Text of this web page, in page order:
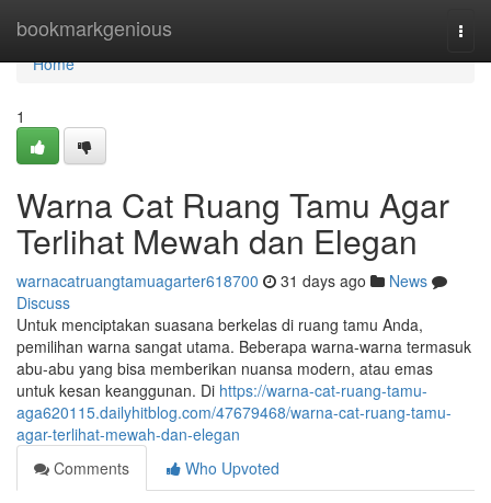
bookmarkgenious
Home
Home
1
Warna Cat Ruang Tamu Agar
Terlihat Mewah dan Elegan
warnacatruangtamuagarter618700 31 days ago
News
Discuss
Untuk menciptakan suasana berkelas di ruang tamu Anda,
pemilihan warna sangat utama. Beberapa warna-warna termasuk
abu-abu yang bisa memberikan nuansa modern, atau emas
untuk kesan keanggunan. Di https://warna-cat-ruang-tamu-
aga620115.dailyhitblog.com/47679468/warna-cat-ruang-tamu-
agar-terlihat-mewah-dan-elegan
Comments
Who Upvoted